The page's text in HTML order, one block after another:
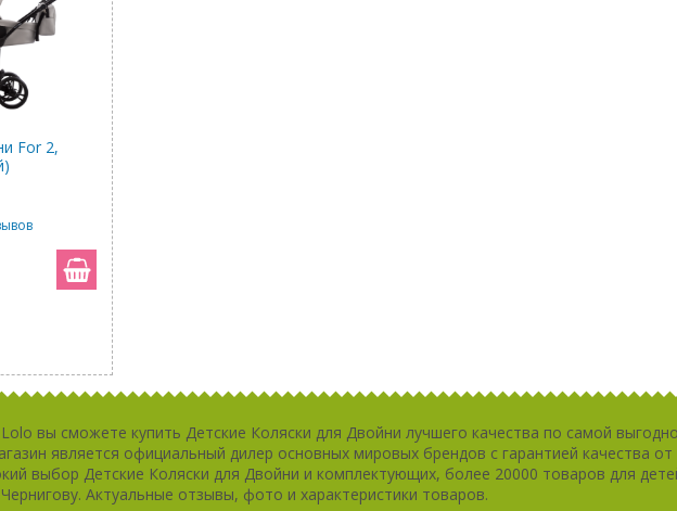
For 2,
вы сможете купить Детские Коляски для Двойни лучшего качества по самой
является официальный дилер основных мировых брендов с гарантией качества от
выбор Детские Коляски для Двойни и комплектующих, более 20000 товаров для
Актуальные отзывы, фото и характеристики товаров.